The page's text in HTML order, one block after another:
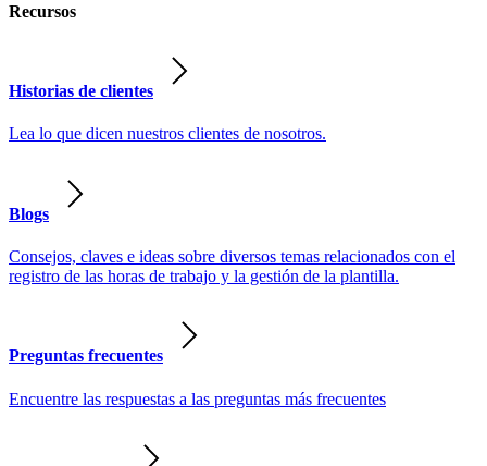
Recursos
Historias de clientes
Lea lo que dicen nuestros clientes de nosotros.
Blogs
Consejos, claves e ideas sobre diversos temas relacionados con el
registro de las horas de trabajo y la gestión de la plantilla.
Preguntas frecuentes
Encuentre las respuestas a las preguntas más frecuentes